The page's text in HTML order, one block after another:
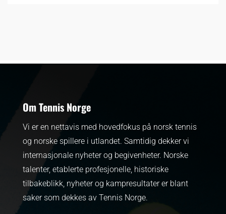
Om Tennis Norge
Vi er en nettavis med hovedfokus på norsk tennis
og norske spillere i utlandet. Samtidig dekker vi
internasjonale nyheter og begivenheter. Norske
talenter, etablerte profesjonelle, historiske
tilbakeblikk, nyheter og kampresultater er blant
saker som dekkes av Tennis Norge.